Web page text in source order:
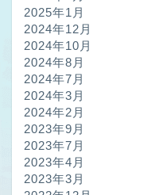
2025年1月
2024年12月
2024年10月
2024年8月
2024年7月
2024年3月
2024年2月
2023年9月
2023年7月
2023年4月
2023年3月